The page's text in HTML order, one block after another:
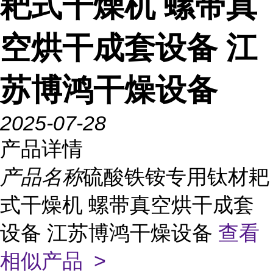
空烘干成套设备 江
苏博鸿干燥设备
2025-07-28
产品详情
产品名称硫酸铁铵专用钛材耙
式干燥机 螺带真空烘干成套
设备 江苏博鸿干燥设备 查看
相似产品 >